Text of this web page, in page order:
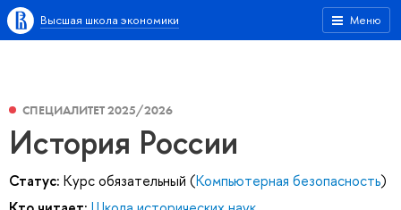
Меню
Высшая школа экономики
СПЕЦИАЛИТЕТ 2025/2026
История России
Статус: Курс обязательный (Компьютерная безопасность)